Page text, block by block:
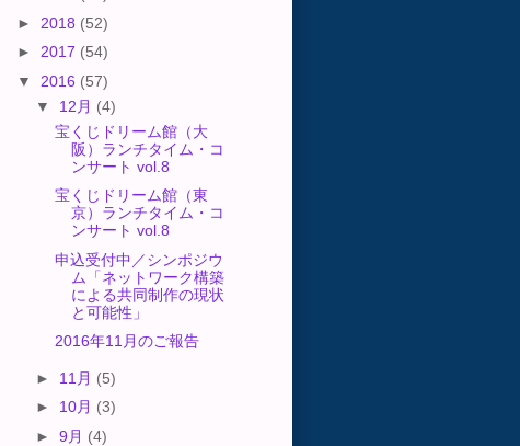
► 2018 (52)
► 2017 (54)
▼ 2016 (57)
▼ 12月 (4)
宝くじドリーム館（大
阪）ランチタイム・コ
ンサート vol.8
宝くじドリーム館（東
京）ランチタイム・コ
ンサート vol.8
申込受付中／シンポジウ
ム「ネットワーク構築
による共同制作の現状
と可能性」
2016年11月のご報告
► 11月 (5)
► 10月 (3)
► 9月 (4)